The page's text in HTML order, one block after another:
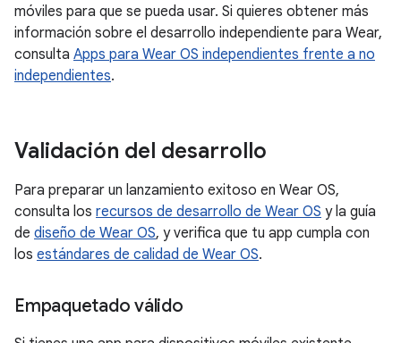
móviles para que se pueda usar. Si quieres obtener más
información sobre el desarrollo independiente para Wear,
consulta Apps para Wear OS independientes frente a no
independientes.
Validación del desarrollo
Para preparar un lanzamiento exitoso en Wear OS,
consulta los recursos de desarrollo de Wear OS y la guía
de diseño de Wear OS, y verifica que tu app cumpla con
los estándares de calidad de Wear OS.
Empaquetado válido